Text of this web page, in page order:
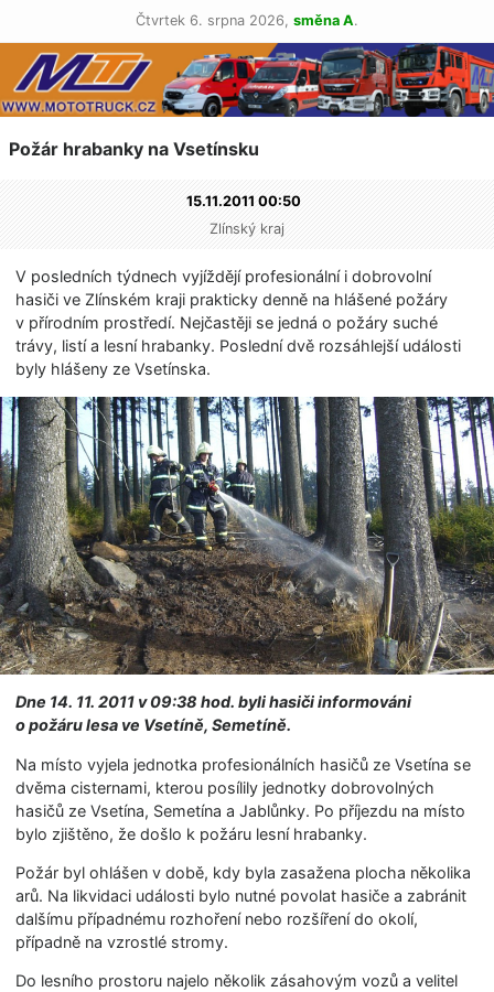
Čtvrtek 6. srpna 2026, směna A.
Požár hrabanky na Vsetínsku
15.11.2011 00:50
Zlínský kraj
V posledních týdnech vyjíždějí profesionální i dobrovolní
hasiči ve Zlínském kraji prakticky denně na hlášené požáry
v přírodním prostředí. Nejčastěji se jedná o požáry suché
trávy, listí a lesní hrabanky. Poslední dvě rozsáhlejší události
byly hlášeny ze Vsetínska.
Dne 14. 11. 2011 v 09:38 hod. byli hasiči informováni
o požáru lesa ve Vsetíně, Semetíně.
Na místo vyjela jednotka profesionálních hasičů ze Vsetína se
dvěma cisternami, kterou posílily jednotky dobrovolných
hasičů ze Vsetína, Semetína a Jablůnky. Po příjezdu na místo
bylo zjištěno, že došlo k požáru lesní hrabanky.
Požár byl ohlášen v době, kdy byla zasažena plocha několika
arů. Na likvidaci události bylo nutné povolat hasiče a zabránit
dalšímu případnému rozhoření nebo rozšíření do okolí,
případně na vzrostlé stromy.
Do lesního prostoru najelo několik zásahovým vozů a velitel